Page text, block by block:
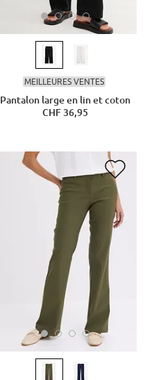
MEILLEURES VENTES
Pantalon large en lin et coton
CHF 36,95